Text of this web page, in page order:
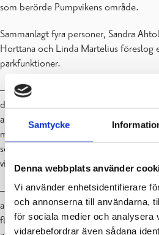
Samtycke
Denna webbplats använder
Vi använder enhetsidentifierare
och annonserna till användarna,
för sociala medier och analysera
vidarebefordrar även sådana
som berörde Pumpvikens område.
Sammanlagt fyra personer, Sandra
Horttana och Linda Martelius föreslog
parkfunktioner.
– Vi bor själva på gångavstånd från
där både sommar och vinter. För
alldeles ypperligt som det är men det
mera. Toaletter, lekplats, grillplatser,
sommarcafé kunde pigga upp stället
vistas i vår fina park, föreslårHanna Al-
– Genom att nu använda
aktivitetsmöjligheterna i parken hoppas
fler besökare och blir ett naturligt